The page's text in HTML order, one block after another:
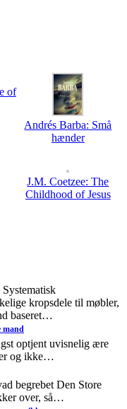
of
Andrés Barba: Små
hænder
J.M. Coetzee: The
Childhood of Jesus
kropsdele til møbler,
baseret…
mand
optjent uvisnelig ære
og ikke…
begrebet Den Store
over, så…